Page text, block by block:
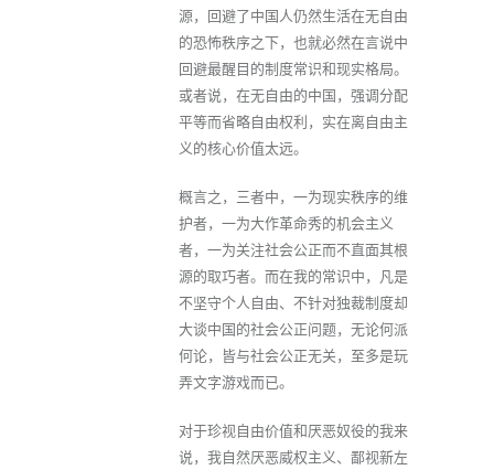
源，回避了中国人仍然生活在无自由
的恐怖秩序之下，也就必然在言说中
回避最醒目的制度常识和现实格局。
或者说，在无自由的中国，强调分配
平等而省略自由权利，实在离自由主
义的核心价值太远。
概言之，三者中，一为现实秩序的维
护者，一为大作革命秀的机会主义
者，一为关注社会公正而不直面其根
源的取巧者。而在我的常识中，凡是
不坚守个人自由、不针对独裁制度却
大谈中国的社会公正问题，无论何派
何论，皆与社会公正无关，至多是玩
弄文字游戏而已。
对于珍视自由价值和厌恶奴役的我来
说，我自然厌恶威权主义、鄙视新左